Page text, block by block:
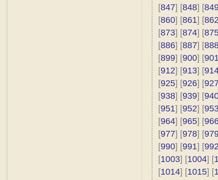
[847] [848] [
[860] [861] [
[873] [874] [
[886] [887] [
[899] [900] [
[912] [913] [
[925] [926] [
[938] [939] [
[951] [952] [
[964] [965] [
[977] [978] [
[990] [991] [
[1003] [1004] [
[1014] [1015] [